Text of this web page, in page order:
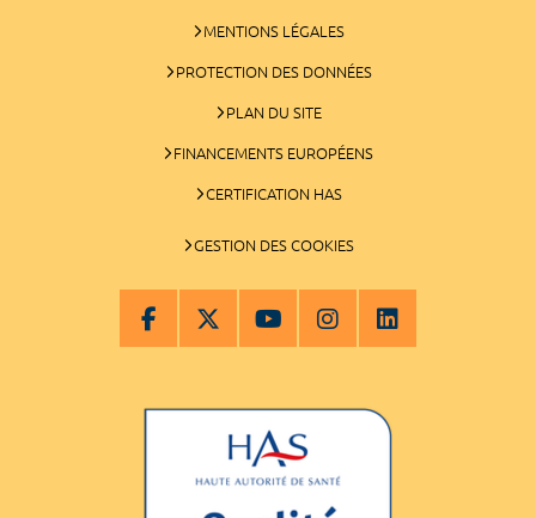
MENTIONS LÉGALES
PROTECTION DES DONNÉES
PLAN DU SITE
FINANCEMENTS EUROPÉENS
CERTIFICATION HAS
GESTION DES COOKIES